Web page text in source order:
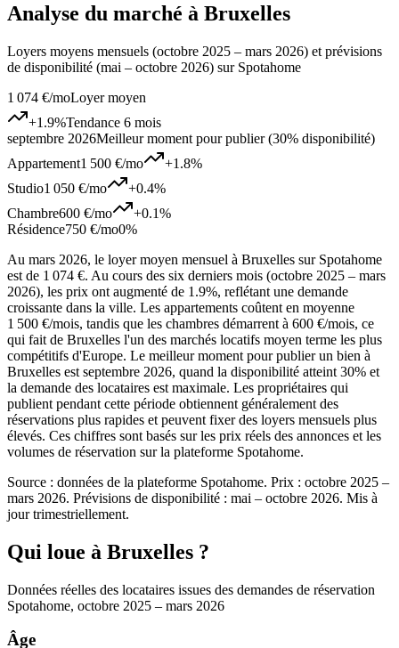
Analyse du marché à Bruxelles
Loyers moyens mensuels (octobre 2025 – mars 2026) et prévisions
de disponibilité (mai – octobre 2026) sur Spotahome
1 074 €/moLoyer moyen
+1.9%Tendance 6 mois
septembre 2026Meilleur moment pour publier (30% disponibilité)
Appartement1 500 €/mo +1.8%
Studio1 050 €/mo +0.4%
Chambre600 €/mo +0.1%
Résidence750 €/mo0%
Au mars 2026, le loyer moyen mensuel à Bruxelles sur Spotahome
est de 1 074 €. Au cours des six derniers mois (octobre 2025 – mars
2026), les prix ont augmenté de 1.9%, reflétant une demande
croissante dans la ville. Les appartements coûtent en moyenne
1 500 €/mois, tandis que les chambres démarrent à 600 €/mois, ce
qui fait de Bruxelles l'un des marchés locatifs moyen terme les plus
compétitifs d'Europe. Le meilleur moment pour publier un bien à
Bruxelles est septembre 2026, quand la disponibilité atteint 30% et
la demande des locataires est maximale. Les propriétaires qui
publient pendant cette période obtiennent généralement des
réservations plus rapides et peuvent fixer des loyers mensuels plus
élevés. Ces chiffres sont basés sur les prix réels des annonces et les
volumes de réservation sur la plateforme Spotahome.
Source : données de la plateforme Spotahome. Prix : octobre 2025 –
mars 2026. Prévisions de disponibilité : mai – octobre 2026. Mis à
jour trimestriellement.
Qui loue à Bruxelles ?
Données réelles des locataires issues des demandes de réservation
Spotahome, octobre 2025 – mars 2026
Âge